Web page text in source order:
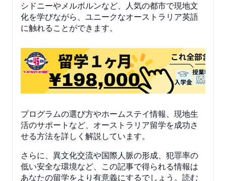
シドニーやメルボルンなど、人気の都市で現地文
化を学びながら、ユニークなオーストラリア英語
に触れることができます。
プログラムの選び方やホームステイ情報、現地生
活のサポートなど、オーストラリア留学を成功さ
せる方法を詳しく解説しています。
さらに、異文化交流や国際人脈の形成、犯罪率の
低い安全な環境など、この記事で得られる情報は
あなたの留学をより有意義にするでしょう。読む